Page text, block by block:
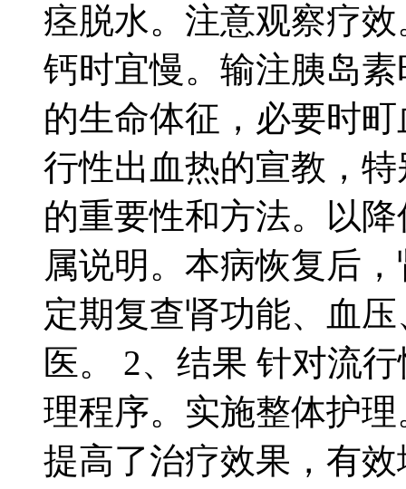
痉脱水。注意观察疗
钙时宜慢。输注胰岛
的生命体征，必要时
行性出血热的宣教，
的重要性和方法。以
属说明。本病恢复后
定期复查肾功能、血
医。 2、结果 针对流
理程序。实施整体护
提高了治疗效果，有